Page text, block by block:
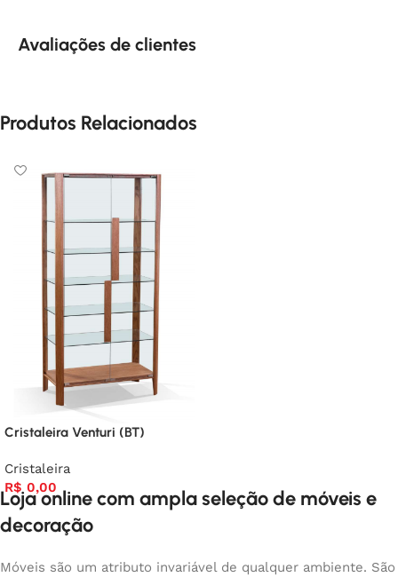
Avaliações de clientes
Produtos Relacionados
Cristaleira Venturi (BT)
Cristaleira
R$0,00
Loja online com ampla seleção de móveis e
decoração
Móveis são um atributo invariável de qualquer ambiente. São